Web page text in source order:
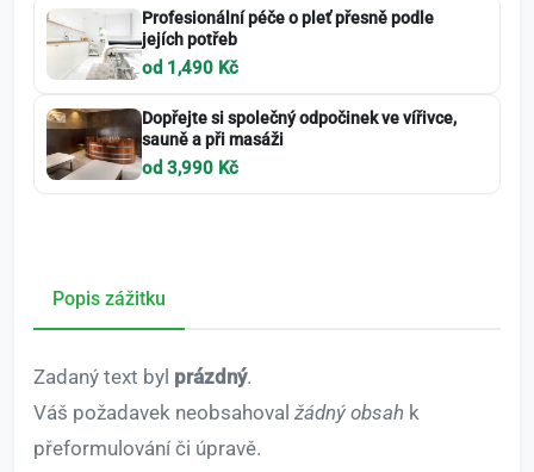
Profesionální péče o pleť přesně podle
jejích potřeb
od 1,490 Kč
Dopřejte si společný odpočinek ve vířivce,
sauně a při masáži
od 3,990 Kč
Popis zážitku
Zadaný text byl prázdný.
Váš požadavek neobsahoval žádný obsah k
přeformulování či úpravě.